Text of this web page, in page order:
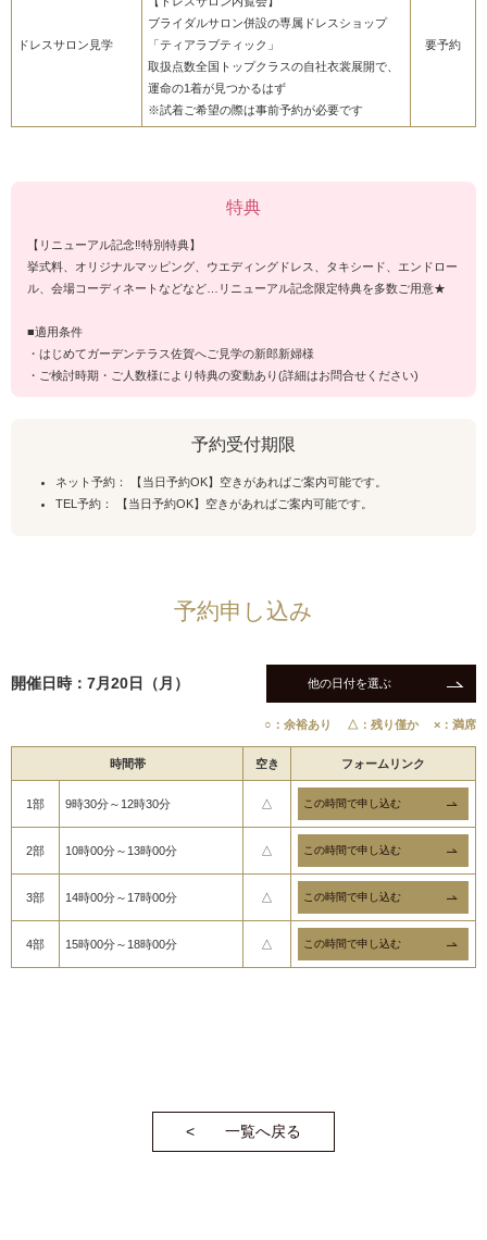
ドレスサロン見学
ブライダルサロン併設の専属ドレスショップ
「ティアラブティック」
取扱点数全国トップクラスの自社衣裳展開で、
運命の1着が見つかるはず
※試着ご希望の際は事前予約が必要です
要予約
特典
【リニューアル記念‼特別特典】
挙式料、オリジナルマッピング、ウエディングドレス、タキシード、エンドロー
ル、会場コーディネートなどなど…リニューアル記念限定特典を多数ご用意★
■適用条件
・はじめてガーデンテラス佐賀へご見学の新郎新婦様
・ご検討時期・ご人数様により特典の変動あり(詳細はお問合せください)
予約受付期限
ネット予約： 【当日予約OK】空きがあればご案内可能です。
TEL予約： 【当日予約OK】空きがあればご案内可能です。
予約申し込み
開催日時：7月20日（月） 他の日付を選ぶ
○：余裕あり △：残り僅か ×：満席
時間帯 空き フォームリンク
1部 9時30分～12時30分 △
2部 10時00分～13時00分 △
3部 14時00分～17時00分 △
4部 15時00分～18時00分 △
一覧へ戻る